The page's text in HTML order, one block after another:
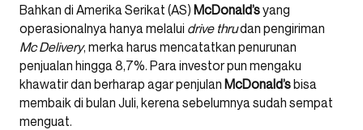
Bahkan di Amerika Serikat (AS) McDonald’syang
operasionalnya hanya melalui drive thrudan pengiriman
Mc Delivery, merka harus mencatatkan penurunan
penjualan hingga 8,7%. Para investor pun mengaku
khawatir dan berharap agar penjulan McDonald’sbisa
membaik di bulan Juli, kerena sebelumnya sudah sempat
menguat.